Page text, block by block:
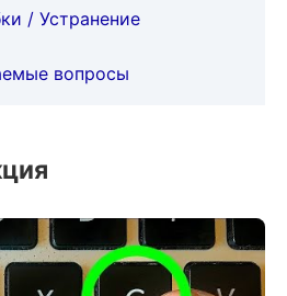
/ Устранение
вопросы